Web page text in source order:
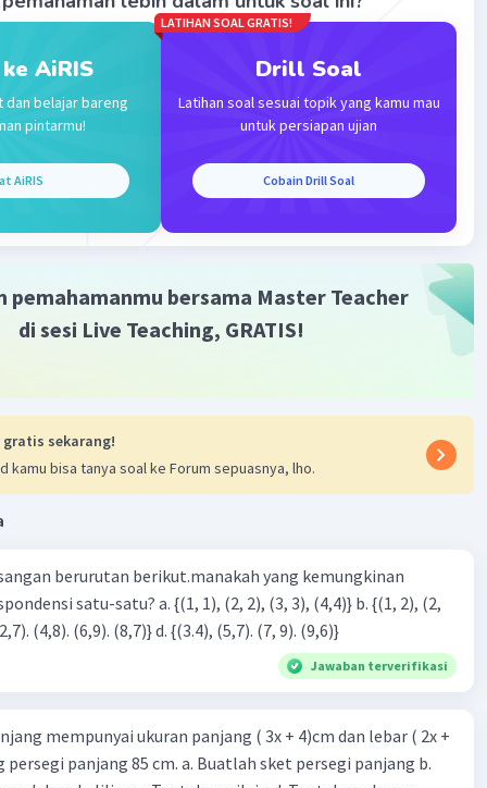
AiRIS
dan belajar bareng
pintarmu!
AiRIS
LATIHAN SOAL GRATIS!
Drill Soal
Latihan soal sesuai topik yang kamu mau
untuk persiapan ujian
Cobain Drill Soal
pemahamanmu bersama Master Teacher
di sesi Live Teaching, GRATIS!
gratis sekarang!
kamu bisa tanya soal ke Forum sepuasnya, lho.
berurutan berikut.manakah yang kemungkinan
3), (3, 4). (4,5)} c. {(2,7). (4,8). (6,9). (8,7)} d. {(3.4), (5,7). (7, 9). (9,6)}
Jawaban terverifikasi
mempunyai ukuran panjang ( 3x + 4)cm dan lebar ( 2x +
persegi panjang 85 cm. a. Buatlah sket persegi panjang b.